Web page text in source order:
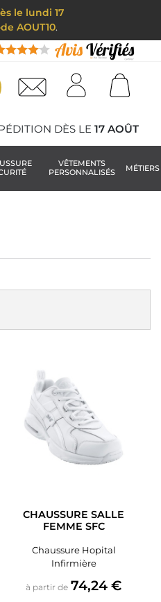
le lundi 17
AOUT10.
DÈS LE 17 AOÛT
VÊTEMENTS
PERSONNALISÉS
MÉTIERS
CHAUSSURE SALLE
FEMME SFC
Chaussure Hopital
Infirmière
à partir de Prix
74,24 €